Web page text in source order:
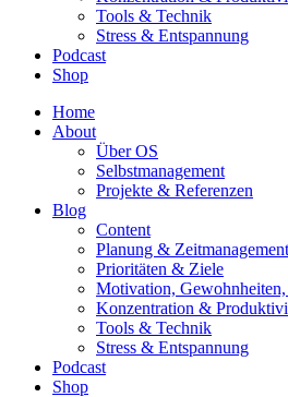
Tools & Technik
Stress & Entspannung
Podcast
Shop
Home
About
Über OS
Selbstmanagement
Projekte & Referenzen
Blog
Content
Planung & Zeitmanagement
Prioritäten & Ziele
Motivation,
Konzentration &
Tools & Technik
Stress & Entspannung
Podcast
Shop